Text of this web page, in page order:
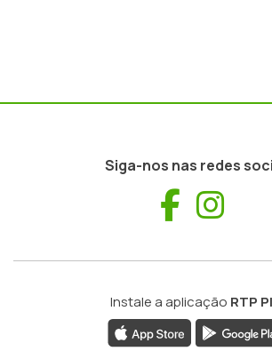
Siga-nos nas redes
Instale a aplicação RTP